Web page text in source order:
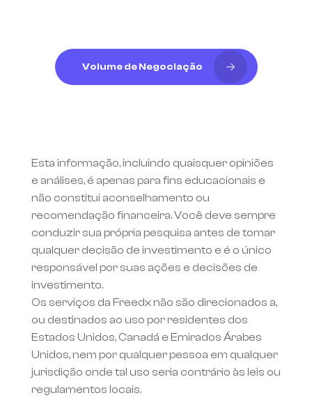
Volume de Negociação
Esta informação, incluindo quaisquer opiniões
e análises, é apenas para fins educacionais e
não constitui aconselhamento ou
recomendação financeira. Você deve sempre
conduzir sua própria pesquisa antes de tomar
qualquer decisão de investimento e é o único
responsável por suas ações e decisões de
investimento.
Os serviços da Freedx não são direcionados a,
ou destinados ao uso por residentes dos
Estados Unidos, Canadá e Emirados Árabes
Unidos, nem por qualquer pessoa em qualquer
jurisdição onde tal uso seria contrário às leis ou
regulamentos locais.